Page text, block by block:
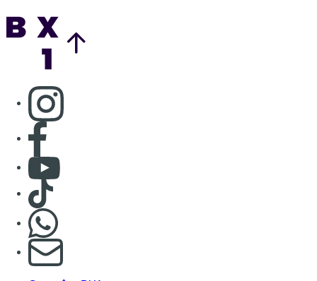
Consulter page Instagram
Consulter page Facebook
Consulter Youtube
Consulter TikTok
S'abonner à notre newsletter